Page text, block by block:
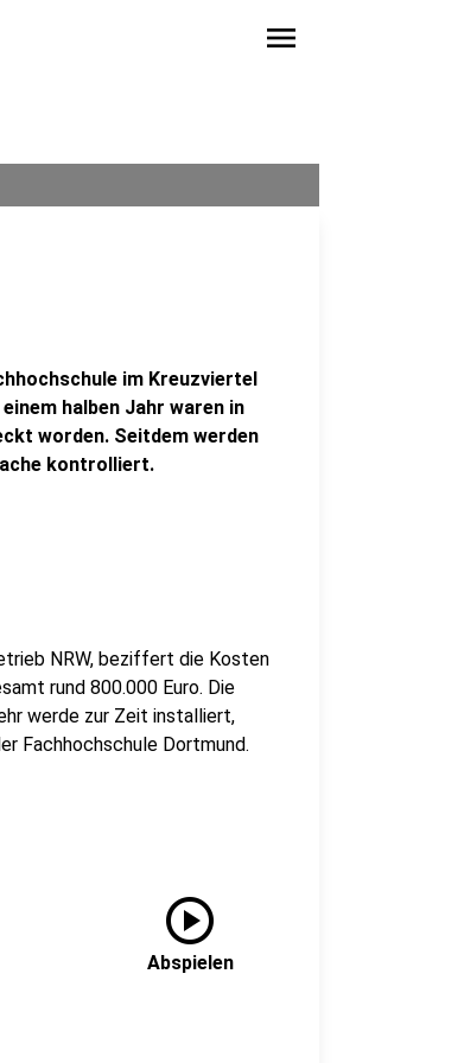
menu
im Kreuzviertel
halben Jahr waren in
worden. Seitdem werden
kontrolliert.
NRW, beziffert die Kosten
rund 800.000 Euro. Die
werde zur Zeit installiert,
Fachhochschule Dortmund.
play_circle
Abspielen